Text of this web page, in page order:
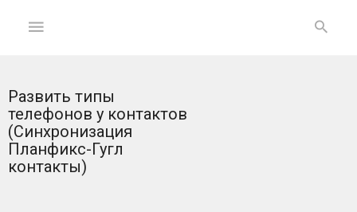
ГЛАВНАЯ
На
главную
Развить типы
телефонов у контактов
(Синхронизация
Планфикс-Гугл
контакты)